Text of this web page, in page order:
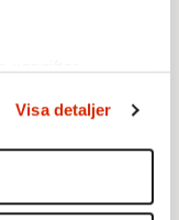
när som
innehållet
Visa detaljer
är
och